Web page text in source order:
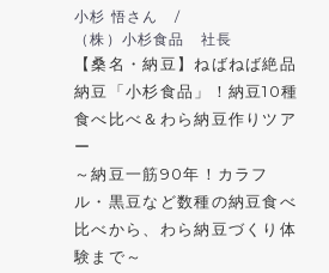
小杉 悟さん /
（株）小杉食品 社長
【桑名・納豆】ねばねば絶品
納豆「小杉食品」！納豆10種
食べ比べ＆わら納豆作りツア
ー
～納豆一筋90年！カラフ
ル・黒豆など数種の納豆食べ
比べから、わら納豆づくり体
験まで～